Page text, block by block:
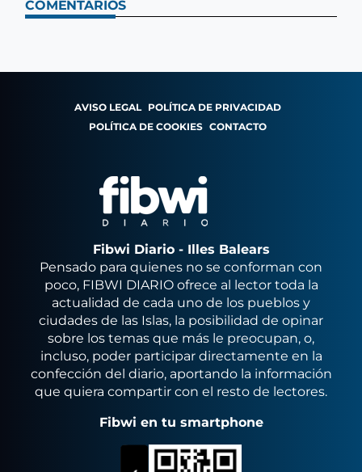
COMENTARIOS
AVISO LEGAL POLÍTICA DE PRIVACIDAD
POLÍTICA DE COOKIES CONTACTO
Fibwi Diario - Illes Balears
Pensado para quienes no se conforman con
poco, FIBWI DIARIO ofrece al lector toda la
actualidad de cada uno de los pueblos y
ciudades de las Islas, la posibilidad de opinar
sobre los temas que más le preocupan, o,
incluso, poder participar directamente en la
confección del diario, aportando la información
que quiera compartir con el resto de lectores.
Fibwi en tu smartphone